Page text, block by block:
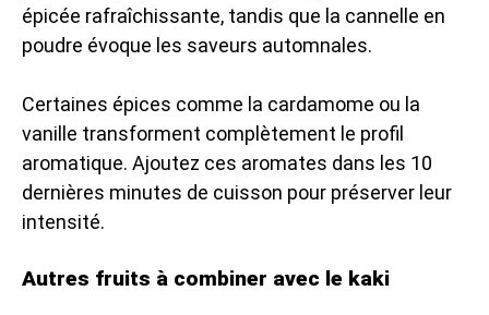
épicée rafraîchissante, tandis que la cannelle en
poudre évoque les saveurs automnales.
Certaines épices comme la cardamome ou la
vanille transforment complètement le profil
aromatique. Ajoutez ces aromates dans les 10
dernières minutes de cuisson pour préserver leur
intensité.
Autres fruits à combiner avec le kaki